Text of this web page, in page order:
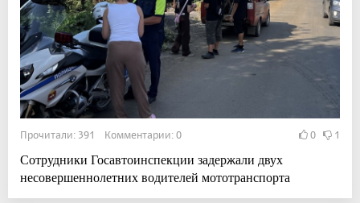
Прочитали: 391 Комментарии: 0 0 1
Сотрудники Госавтоинспекции задержали двух
несовершеннолетних водителей мототранспорта